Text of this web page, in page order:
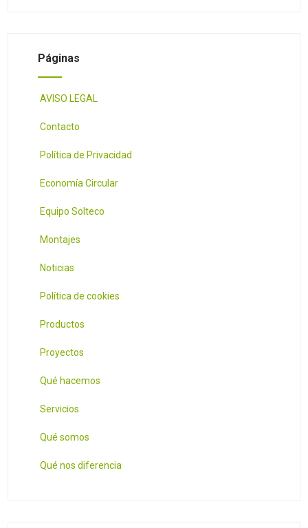
Páginas
AVISO LEGAL
Contacto
Política de Privacidad
Economía Circular
Equipo Solteco
Montajes
Noticias
Política de cookies
Productos
Proyectos
Qué hacemos
Servicios
Qué somos
Qué nos diferencia